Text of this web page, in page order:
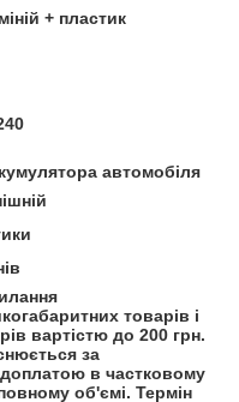
+ пластик
автомобіля
товарів і
вартістю до 200 грн.
за
в частковому
об'ємі. Термін